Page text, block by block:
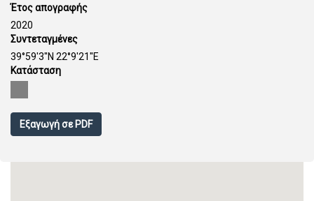
Έτος απογραφής
2020
Συντεταγμένες
39°59'3''N 22°9'21''E
Κατάσταση
Εξαγωγή σε PDF